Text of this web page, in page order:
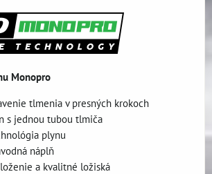
Monopro
tlmenia v presných krokoch
s jednou tubou tlmiča
plynu
náplň
a kvalitné ložiská